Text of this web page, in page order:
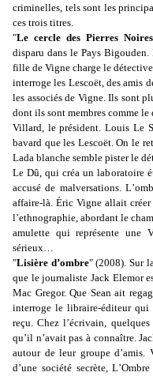
criminelles, tels sont les
ces trois titres.
"Le cercle des Pierres Noires
disparu dans le Pays
fille de Vigne charge le
interroge les Lescoët, des amis
les associés de Vigne. Ils sont
dont ils sont membres comme
Villard, le président. Louis Le
bavard que les Lescoët. On le
Lada blanche semble pister le
Le Dû, qui créa un laboratoire
accusé de malversations. L’
affaire-là. Éric Vigne allait
l’ethnographie, abordant le
amulette qui représente une
sérieux…
"Lisière d’ombre" (2008). Sur
que le journaliste Jack Elemor
Mac Gregor. Que Sean ait
interroge le libraire-éditeur
reçu. Chez l’écrivain,
qu’il n’avait pas à connaître.
autour de leur groupe d’amis.
d’une société secrète, L’